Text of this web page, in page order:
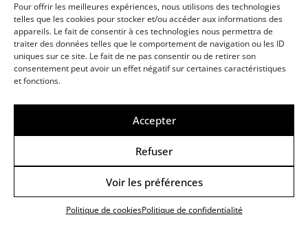
Pour offrir les meilleures expériences, nous utilisons des technologies
telles que les cookies pour stocker et/ou accéder aux informations des
appareils. Le fait de consentir à ces technologies nous permettra de
traiter des données telles que le comportement de navigation ou les ID
uniques sur ce site. Le fait de ne pas consentir ou de retirer son
consentement peut avoir un effet négatif sur certaines caractéristiques
et fonctions.
Accepter
Refuser
Voir les préférences
Politique de cookiesPolitique de confidentialité
Une marque d’Agora Médias, éditeur de presse
© Copyright ANews WorkWell 2026
Politique de Confidentialité-Politique de cookies